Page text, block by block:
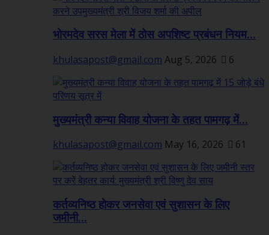
भोरमदेव सरस मेला में ठोस अपशिष्ट प्रबंधन नियम...
khulasapost@gmail.com Aug 5, 2026 6
मुख्यमंत्री कन्या विवाह योजना के तहत पामगढ़ में...
khulasapost@gmail.com May 16, 2026 61
कर्तव्यनिष्ठ होकर जनसेवा एवं सुशासन के लिए
जमीनी...